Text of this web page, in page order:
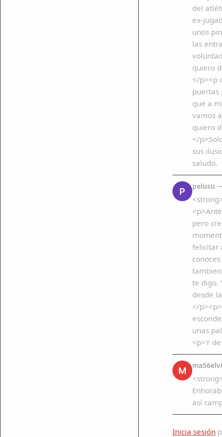
del
ex-
unos
las
quiero
</p><p
puertas
que a
vamos
quiero
</
sus
saludo.
P pelusu
pero
felicitar
te digo.
desde
</
unas
<p>Y
M
así
Inicia sesión